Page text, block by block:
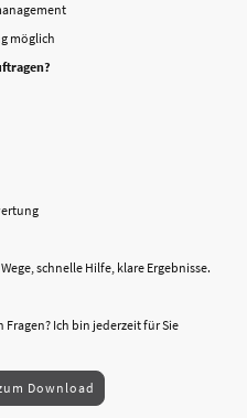
möglich
schnelle Hilfe, klare Ergebnisse.
Ich bin jederzeit für Sie
Download